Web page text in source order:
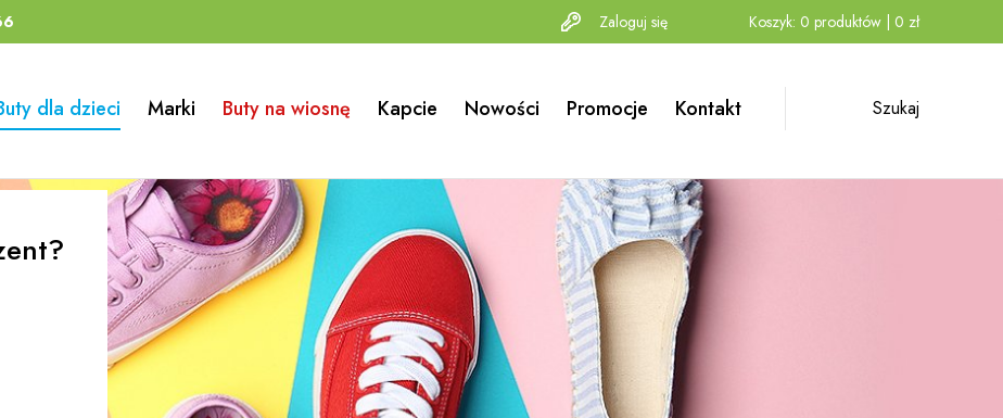
Zaloguj się Koszyk: 0 produktów 0 zł
dla dzieci Marki Buty na wiosnę Kapcie Nowości Promocje Kontakt Szukaj